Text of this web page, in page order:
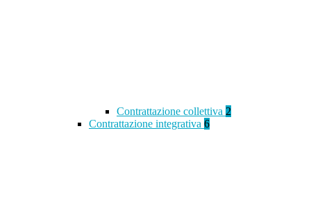
Contrattazione collettiva 2
Contrattazione integrativa 6